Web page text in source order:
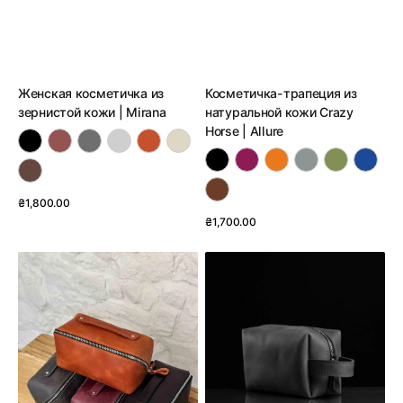
Женская косметичка из
зернистой кожи | Mirana
Обычная
₴1,800.00
Косметичка-трапеция из
натуральной кожи Crazy
Horse | Allure
Обычная
₴1,700.00
Вместительная
женская
косметичка
BeautyBox
из
натуральной
кожи
натуральной
кожи
Crazy
Horse